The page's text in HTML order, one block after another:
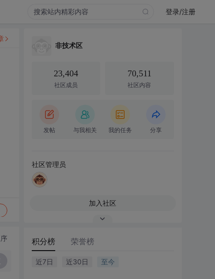
登录/注册
非技术区
23,404
社区成员
70,511
社区内容
发帖 与我相关 我的任务 分享
社区管理员
加入社区
积分榜 荣誉榜
近7日 近30日 至今